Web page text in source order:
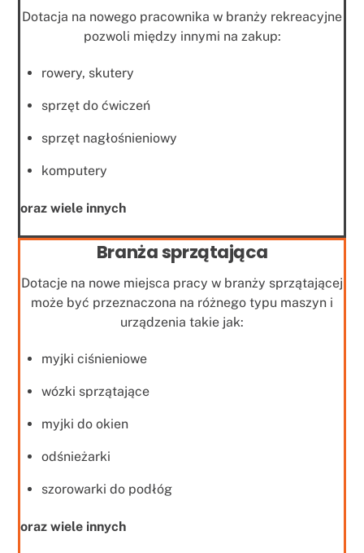
Dotacja na nowego pracownika w branży rekreacyjne
pozwoli między innymi na zakup:
rowery, skutery
sprzęt do ćwiczeń
sprzęt nagłośnieniowy
komputery
oraz wiele innych
Branża sprzątająca
Dotacje na nowe miejsca pracy w branży sprzątającej
może być przeznaczona na różnego typu maszyn i
urządzenia takie jak:
myjki ciśnieniowe
wózki sprzątające
myjki do okien
odśnieżarki
szorowarki do podłóg
oraz wiele innych